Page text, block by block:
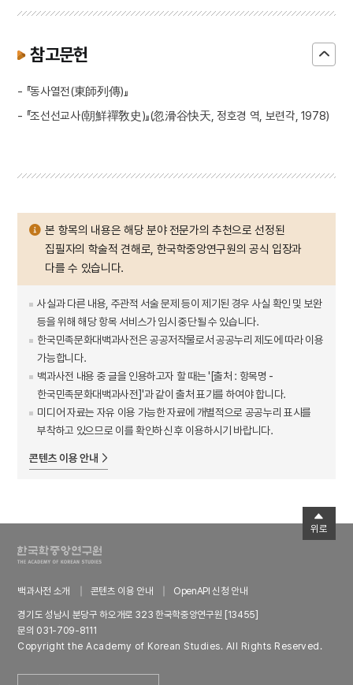
참고문헌
- 『동사열전(東師列傳)』
- 『조선선교사(朝鮮禪敎史)』(忽滑谷快天, 정호경 역, 보련각, 1978)
본 항목의 내용은 해당 분야 전문가의 추천으로 선정된
집필자의 학술적 견해로, 한국학중앙연구원의 공식 입장과
다를 수 있습니다.
사실과 다른 내용, 주관적 서술 문제 등이 제기된 경우 사실 확인 및 보완
등을 위해 해당 항목 서비스가 임시 중단될 수 있습니다.
한국민족문화대백과사전은 공공저작물로서 공공누리 제도에 따라 이용
가능합니다.
백과사전 내용 중 글을 인용하고자 할 때는 '[출처 : 항목명 -
한국민족문화대백과사전]'과 같이 출처 표기를 하여야 합니다.
미디어 자료는 자유 이용 가능한 자료에 개별적으로 공공누리 표시를
부착하고 있으므로 이를 확인하신 후 이용하시기 바랍니다.
콘텐츠 이용 안내
백과사전 소개 콘텐츠 이용 안내
OpenAPI 신청 안내
경기도 성남시 분당구 하오개로 323 한국학중앙연구원 [13455]
문의 031-709-8111
Copyright the Academy of Korean Studies. All Rights Reserved.
위로